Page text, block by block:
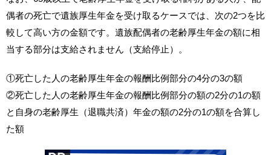
偶者の死亡で遺族厚生年金を受け取るケースでは、次の2つを比
較して高い方の金額です。遺族配偶者の老齢厚生年金の額に相
当する部分は支給されません（支給停止）。
①死亡した人の老齢厚生年金の報酬比例部分の4分の3の額
②死亡した人の老齢厚生年金の報酬比例部分の額の2分の1の額
と自身の老齢厚生（退職共済）年金の額の2分の1の額を合算し
た額